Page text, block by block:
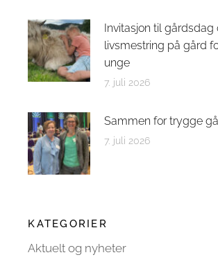
Invitasjon til gårdsdag
livsmestring på gård
unge
7. juli 2026
Sammen for trygge
7. juli 2026
KATEGORIER
Aktuelt og nyheter